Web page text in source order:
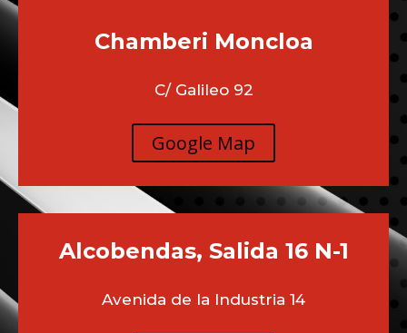
Chamberi Moncloa
C/ Galileo 92
Google Map
Alcobendas, Salida 16 N-1
Avenida de la Industria 14